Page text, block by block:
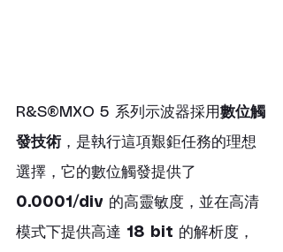
R&S®MXO 5 系列示波器採用數位觸
發技術，是執行這項艱鉅任務的理想
選擇，它的數位觸發提供了
0.0001/div 的高靈敏度，並在高清
模式下提供高達 18 bit 的解析度，